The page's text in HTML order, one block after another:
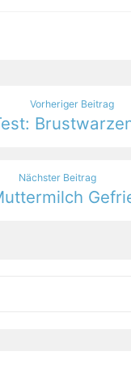
Vorheriger Beitrag
Nächster Beitrag